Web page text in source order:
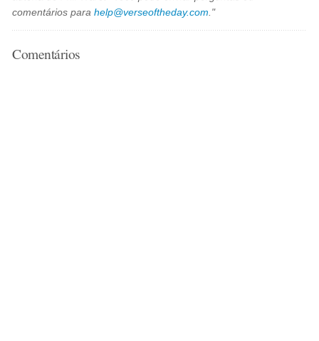
comentários parahelp@verseoftheday.com ."
Comentários